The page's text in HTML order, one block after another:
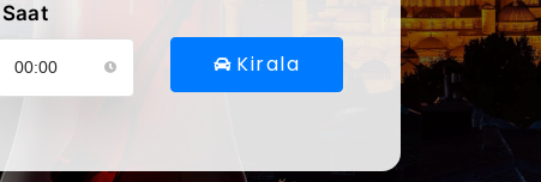
Saat
Lütfen araç alış saatinizi seçin Kirala